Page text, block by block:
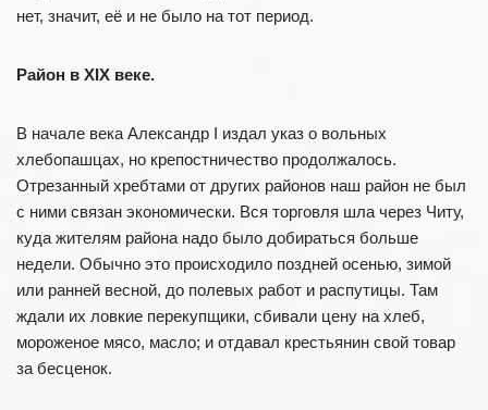
нет, значит, её и не было на тот период.
Район в XIX веке.
В начале века Александр I издал указ о вольных
хлебопашцах, но крепостничество продолжалось.
Отрезанный хребтами от других районов наш район не был
с ними связан экономически. Вся торговля шла через Читу,
куда жителям района надо было добираться больше
недели. Обычно это происходило поздней осенью, зимой
или ранней весной, до полевых работ и распутицы. Там
ждали их ловкие перекупщики, сбивали цену на хлеб,
мороженое мясо, масло; и отдавал крестьянин свой товар
за бесценок.